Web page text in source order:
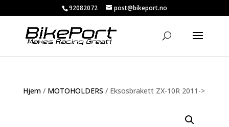
92082072 post@bikeport.no
Hjem/ MOTOHOLDERS / Eksosbrakett ZX-10R 2011->